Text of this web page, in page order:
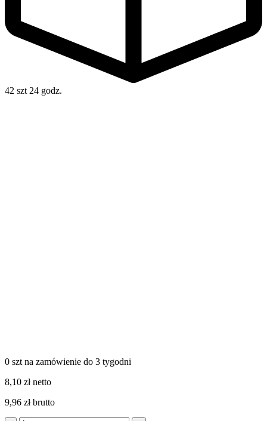
42 szt 24 godz.
0 szt na zamówienie do 3 tygodni
8,10 zł netto
9,96 zł brutto